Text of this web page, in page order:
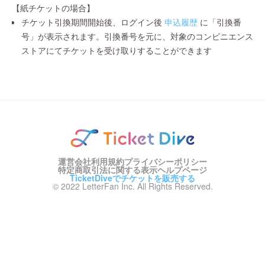
【紙チケットの場合】
チケット引換期間開始後、ログイン後 申込履歴 に「引換番
号」が表示されます。引換番号を元に、対象のコンビニエンス
ストアにてチケットを受け取りすることができます
運営会社利用規約プライバシーポリシー
特定商取引法に関する表示ヘルプページ
TicketDiveでチケットを販売する
© 2022 LetterFan Inc. All Rights Reserved.